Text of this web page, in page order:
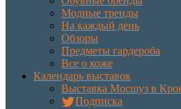
Модные тренды
На каждый день
Обзоры
Предметы гардероба
Все о коже
Календарь выставок
Выставка Мосшуз в
Подписка